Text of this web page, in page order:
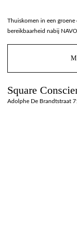
Thuiskomen in een
bereikbaarheid nabij
Square
Adolphe De Brandtstraat